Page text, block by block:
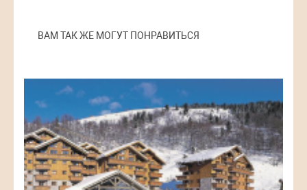
ВАМ ТАК ЖЕ МОГУТ ПОНРАВИТЬСЯ